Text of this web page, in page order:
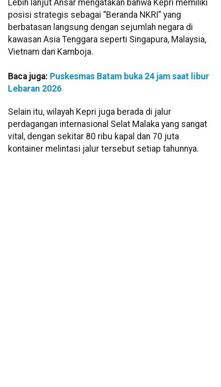
Lebih lanjut Ansar mengatakan bahwa Kepri memiliki
posisi strategis sebagai “Beranda NKRI” yang
berbatasan langsung dengan sejumlah negara di
kawasan Asia Tenggara seperti Singapura, Malaysia,
Vietnam dan Kamboja.
Baca juga: Puskesmas Batam buka 24 jam saat libur
Lebaran 2026
Selain itu, wilayah Kepri juga berada di jalur
perdagangan internasional Selat Malaka yang sangat
vital, dengan sekitar 80 ribu kapal dan 70 juta
kontainer melintasi jalur tersebut setiap tahunnya.